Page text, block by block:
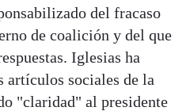
del fracaso
de coalición y del que
Iglesias ha
sociales de la
"claridad" al presidente